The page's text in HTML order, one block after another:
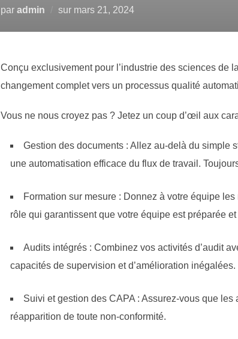
par admin sur mars 21, 2024
Conçu exclusivement pour l’industrie des sciences de
changement complet vers un processus qualité
Vous ne nous croyez pas ? Jetez un coup d’œil aux
Gestion des documents : Allez au-delà du simple
une automatisation efficace du flux de travail.
Formation sur mesure : Donnez à votre équipe
rôle qui garantissent que votre équipe est préparée et
Audits intégrés : Combinez vos activités d’audit
capacités de supervision et d’amélioration inégalées.
Suivi et gestion des CAPA : Assurez-vous que
réapparition de toute non-conformité.